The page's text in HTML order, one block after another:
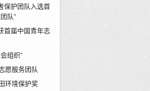
保护团队入选首
队”
首届中国青年志
组织”
愿服务团队
环境保护奖